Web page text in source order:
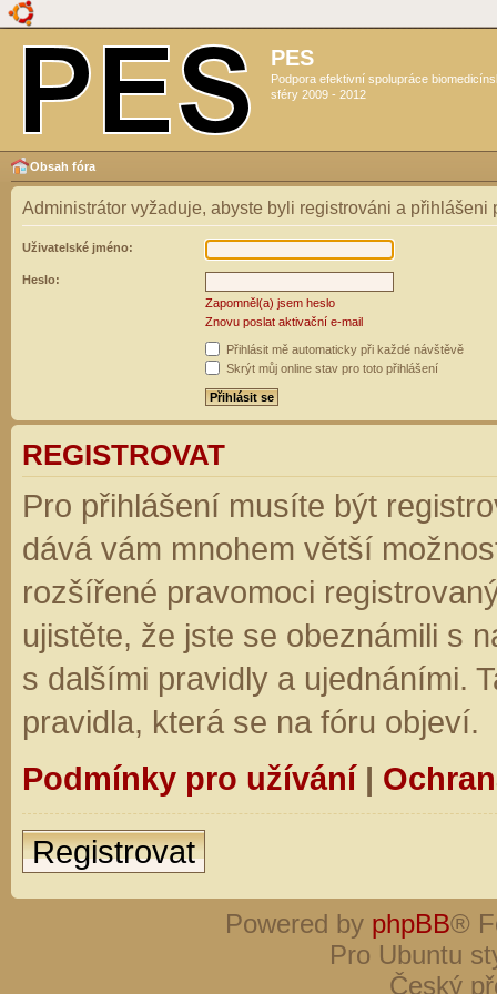
PES
Podpora efektivní spolupráce
sféry 2009 - 2012
Obsah fóra
Administrátor vyžaduje, abyste byli registrováni a přihlášeni
Uživatelské jméno:
Heslo:
Zapomněl(a) jsem heslo
Znovu poslat aktivační e-mail
Přihlásit mě automaticky při každé návštěvě
Skrýt můj online stav pro toto přihlášení
REGISTROVAT
Pro přihlášení musíte být
dává vám mnohem větší
rozšířené pravomoci
ujistěte, že jste se obeznámili s
s dalšími pravidly a ujednáními.
pravidla, která se na fóru objeví.
Podmínky pro užívání|
Registrovat
Powered by phpBB®
Pro Ubuntu
Český